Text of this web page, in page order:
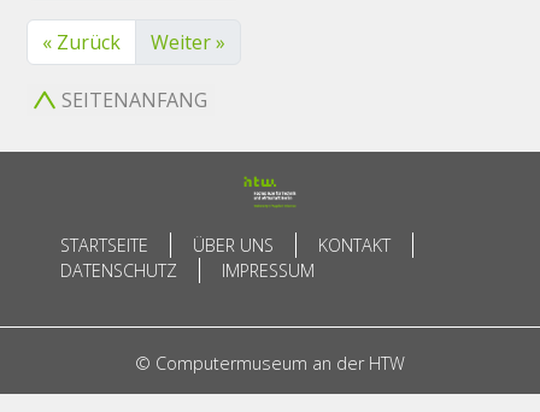
« Zurück Weiter »
SEITENANFANG
STARTSEITE ÜBER UNS
KONTAKT
DATENSCHUTZ
IMPRESSUM
© Computermuseum an der HTW